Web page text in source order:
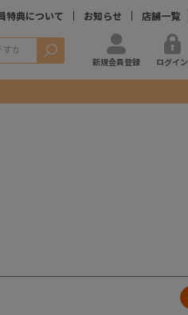
特典について お知らせ 店舗一覧
検索
新規会員登録 ログイン